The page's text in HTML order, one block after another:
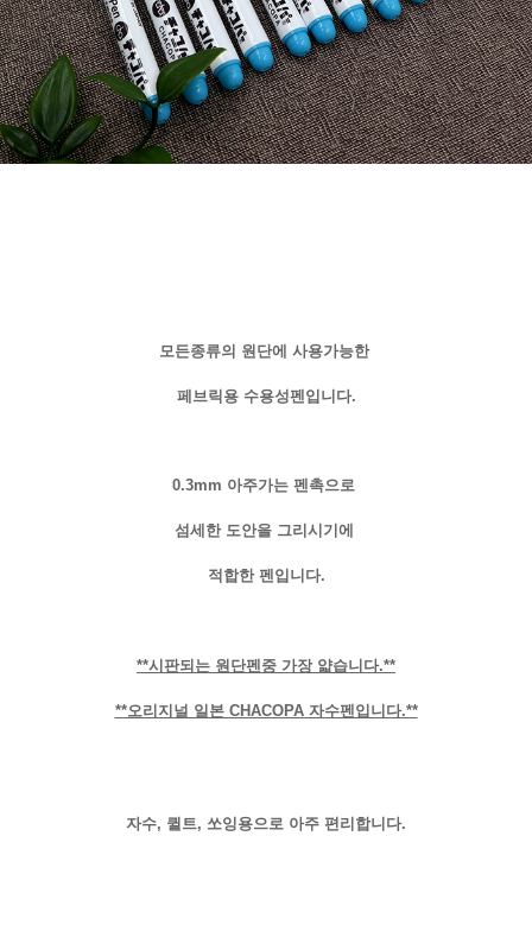
모든종류의 원단에 사용가능한
페브릭용 수용성펜입니다.
0.3mm 아주가는 펜촉으로
섬세한 도안을 그리시기에
적합한 펜입니다.
**시판되는 원단펜중 가장 얇습니다.**
**오리지널 일본 CHACOPA 자수펜입니다.**
자수, 퀼트, 쏘잉용으로 아주 편리합니다.